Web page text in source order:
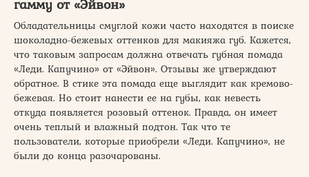
гамму от «Эйвон»
Обладательницы смуглой кожи часто находятся в поиске
шоколадно-бежевых оттенков для макияжа губ. Кажется,
что таковым запросам должна отвечать губная помада
«Леди. Капучино» от «Эйвон». Отзывы же утверждают
обратное. В стике эта помада еще выглядит как кремово-
бежевая. Но стоит нанести ее на губы, как невесть
откуда появляется розовый оттенок. Правда, он имеет
очень теплый и влажный подтон. Так что те
пользователи, которые приобрели «Леди. Капучино», не
были до конца разочарованы.